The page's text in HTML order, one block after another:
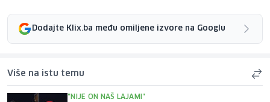
Dodajte Klix.ba među omiljene izvore na Googlu
Više na istu temu
"NIJE ON NAŠ LAJAMI"